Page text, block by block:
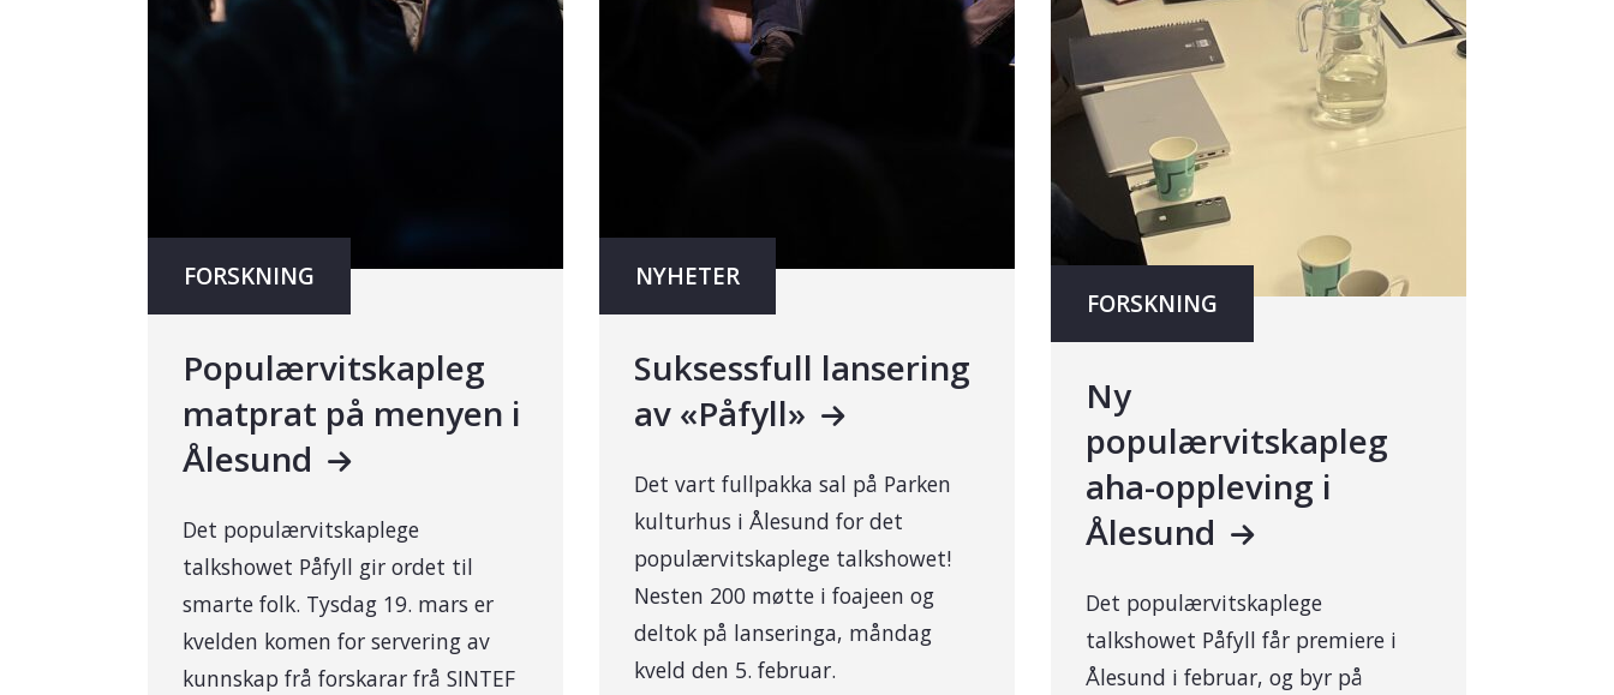
FORSKNING
Populærvitskapleg
matprat på menyen i
Ålesund
Det populærvitskaplege
talkshowet Påfyll gir ordet til
smarte folk. Tysdag 19. mars er
kvelden komen for servering av
kunnskap frå forskarar frå SINTEF
NYHETER
Suksessfull lansering
av «Påfyll»
Det vart fullpakka sal på Parken
kulturhus i Ålesund for det
populærvitskaplege talkshowet!
Nesten 200 møtte i foajeen og
deltok på lanseringa, måndag
kveld den 5. februar.
FORSKNING
Ny
populærvitskapleg
aha-oppleving i
Ålesund
Det populærvitskaplege
talkshowet Påfyll får premiere i
Ålesund i februar, og byr på